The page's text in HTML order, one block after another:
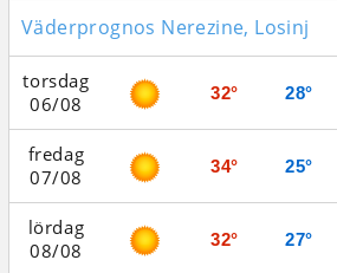
Väderprognos Nerezine, Losinj
torsdag
06/08
fredag
07/08
lördag
08/08
32°
34°
32°
28°
25°
27°